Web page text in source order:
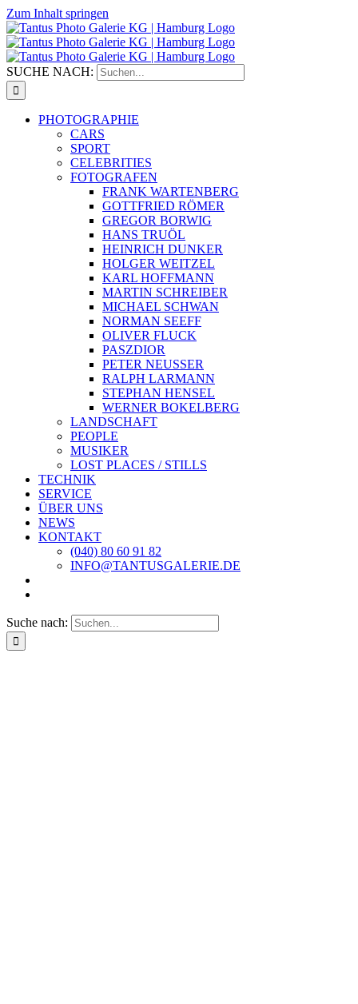
Zum Inhalt springen
SUCHE NACH:
PHOTOGRAPHIE
CARS
SPORT
CELEBRITIES
FOTOGRAFEN
FRANK WARTENBERG
GOTTFRIED RÖMER
GREGOR BORWIG
HANS TRUÖL
HEINRICH DUNKER
HOLGER WEITZEL
KARL HOFFMANN
MARTIN SCHREIBER
MICHAEL SCHWAN
NORMAN SEEFF
OLIVER FLUCK
PASZDIOR
PETER NEUSSER
RALPH LARMANN
STEPHAN HENSEL
WERNER BOKELBERG
LANDSCHAFT
PEOPLE
MUSIKER
LOST PLACES / STILLS
TECHNIK
SERVICE
ÜBER UNS
NEWS
KONTAKT
(040) 80 60 91 82
INFO@TANTUSGALERIE.DE
Suche nach: